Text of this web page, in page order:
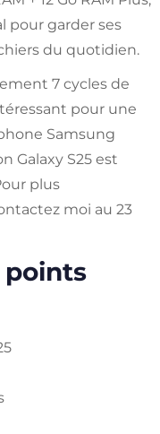
pour garder ses
du quotidien.
7 cycles de
pour une
Samsung
Galaxy S25 est
plus
moi au 23
points